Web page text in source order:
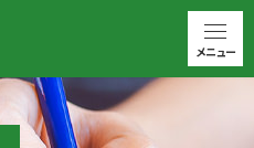
メニュー